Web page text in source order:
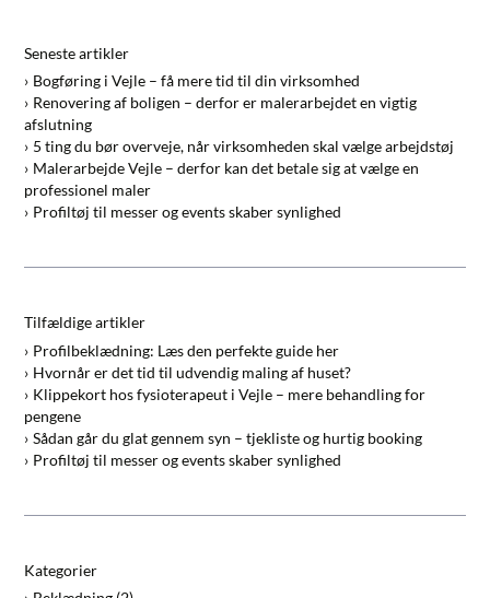
Seneste artikler
Bogføring i Vejle – få mere tid til din virksomhed
Renovering af boligen – derfor er malerarbejdet en vigtig
afslutning
5 ting du bør overveje, når virksomheden skal vælge arbejdstøj
Malerarbejde Vejle – derfor kan det betale sig at vælge en
professionel maler
Profiltøj til messer og events skaber synlighed
Tilfældige artikler
Profilbeklædning: Læs den perfekte guide her
Hvornår er det tid til udvendig maling af huset?
Klippekort hos fysioterapeut i Vejle – mere behandling for
pengene
Sådan går du glat gennem syn – tjekliste og hurtig booking
Profiltøj til messer og events skaber synlighed
Kategorier